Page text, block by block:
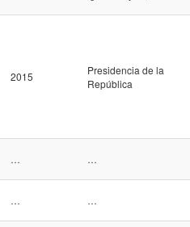
2015
Presidencia de la
República
… …
… …